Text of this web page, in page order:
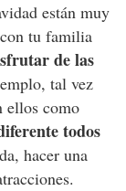
están muy
tu familia
de las
tal vez
ellos como
todos
hacer una